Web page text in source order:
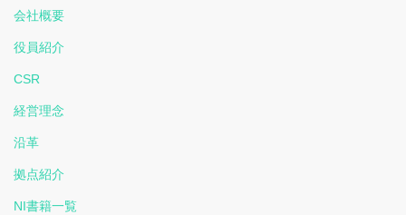
会社概要
役員紹介
CSR
経営理念
沿革
拠点紹介
NI書籍一覧